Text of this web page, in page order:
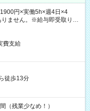
円×実働5h×週4日×4
ません。※給与即受取りサ
費支給
徒歩13分
（残業少なめ！）